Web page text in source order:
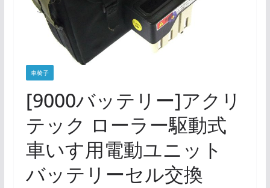
車椅子
[9000バッテリー]アクリ
テック ローラー駆動式
車いす用電動ユニット
バッテリーセル交換